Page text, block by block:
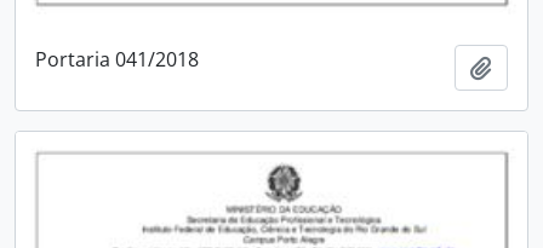
Portaria 041/2018